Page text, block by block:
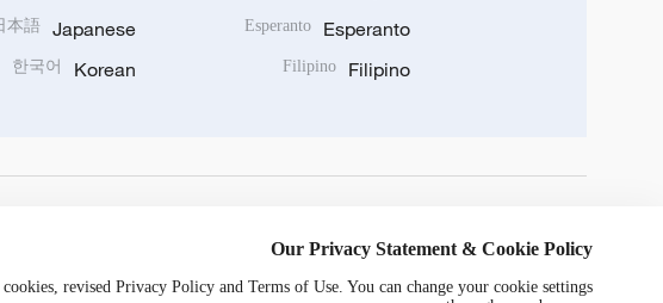
Esperanto
Esperanto
Filipino
Filipino
Japanese
本語
Korean
한국어
Our Privacy Statement & Cookie Policy
revised Privacy Policy and Terms of Use. You can change your cookie settings